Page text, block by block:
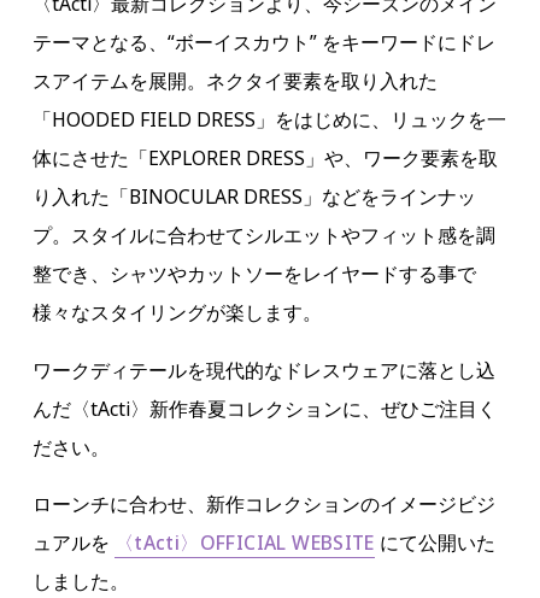
テーマとなる、“ボーイスカウト” をキーワードにドレ
スアイテムを展開。ネクタイ要素を取り入れた
「HOODED FIELD DRESS」をはじめに、リュックを一
体にさせた「EXPLORER DRESS」や、ワーク要素を取
り入れた「BINOCULAR DRESS」などをラインナッ
プ。スタイルに合わせてシルエットやフィット感を調
整でき、シャツやカットソーをレイヤードする事で
様々なスタイリングが楽します。
ワークディテールを現代的なドレスウェアに落とし込
んだ〈tActi〉新作春夏コレクションに、ぜひご注目く
ださい。
ローンチに合わせ、新作コレクションのイメージビジ
ュアルを
〈tActi〉OFFICIAL WEBSITE にて公開いた
しました。